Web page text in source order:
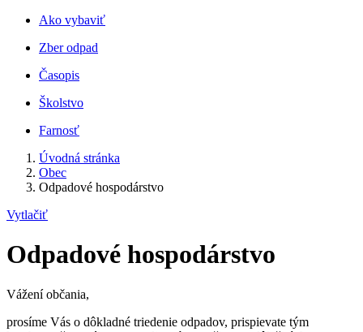
Ako vybaviť
Zber odpad
Časopis
Školstvo
Farnosť
Úvodná stránka
Obec
Odpadové hospodárstvo
Vytlačiť
Odpadové hospodárstvo
Vážení občania,
prosíme Vás o dôkladné triedenie odpadov, prispievate tým